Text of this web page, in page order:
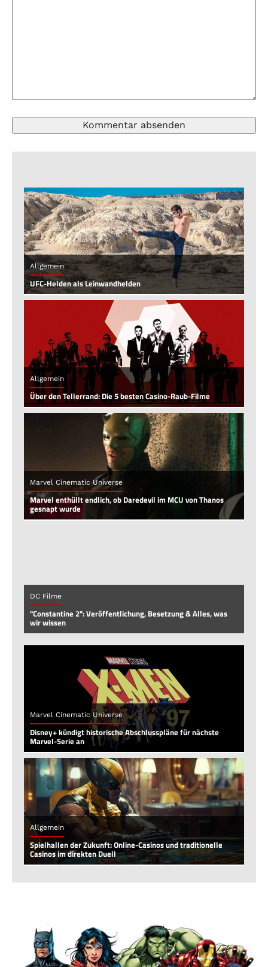
Allgemein
UFC-Helden als Leinwandhelden
Allgemein
Über den Tellerrand: Die 5 besten Casino-Raub-Filme
Marvel Cinematic Universe
Marvel enthüllt endlich, ob Daredevil im MCU von Thanos
gesnapt wurde
DC Filme
"Constantine 2": Veröffentlichung, Besetzung & Alles, was
wir wissen
Marvel Cinematic Universe
Disney+ kündigt historische Abschlusspläne für nächste
Marvel-Serie an
Allgemein
Spielhallen der Zukunft: Online-Casinos und traditionelle
Casinos im direkten Duell